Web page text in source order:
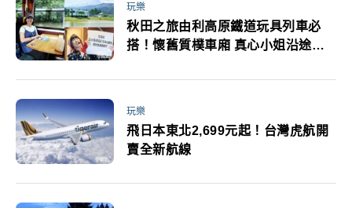
玩樂
秋田之旅由利高原鐵道玩具列車必
搭！懷舊質樸車廂 真心小姐沿途解
玩樂
飛日本東北2,699元起！台灣虎航開
賣全新航線